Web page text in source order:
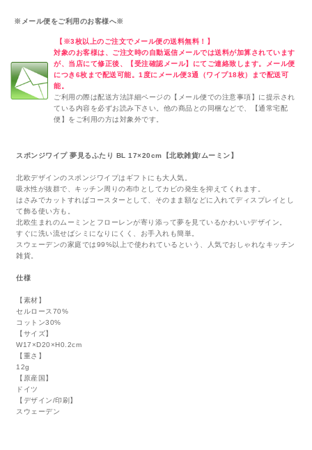
※メール便をご利用のお客様へ※
【※3枚以上のご注文でメール便の送料無料！】
対象のお客様は、ご注文時の自動返信メールでは送料が加算されています
が、当店にて修正後、【受注確認メール】にてご連絡致します。メール便
につき6枚まで配送可能。1度にメール便3通（ワイプ18枚）まで配送可
能。
ご利用の際は配送方法詳細ページの【メール便での注意事項】に提示され
ている内容を必ずお読み下さい。他の商品との同梱などで、【通常宅配
便】をご利用の方は対象外です。
スポンジワイプ 夢見るふたり BL 17×20cm【北欧雑貨/ムーミン】
北欧デザインのスポンジワイプはギフトにも大人気。
吸水性が抜群で、キッチン周りの布巾としてカビの発生を抑えてくれます。
はさみでカットすればコースターとして、そのまま額などに入れてディスプレイとし
て飾る使い方も。
北欧生まれのムーミンとフローレンが寄り添って夢を見ているかわいいデザイン。
すぐに洗い流せばシミになりにくく、お手入れも簡単。
スウェーデンの家庭では99%以上で使われているという、人気でおしゃれなキッチン
雑貨。
仕様
【素材】
セルロース70%
コットン30%
【サイズ】
W17×D20×H0.2cm
【重さ】
12g
【原産国】
ドイツ
【デザイン/印刷】
スウェーデン